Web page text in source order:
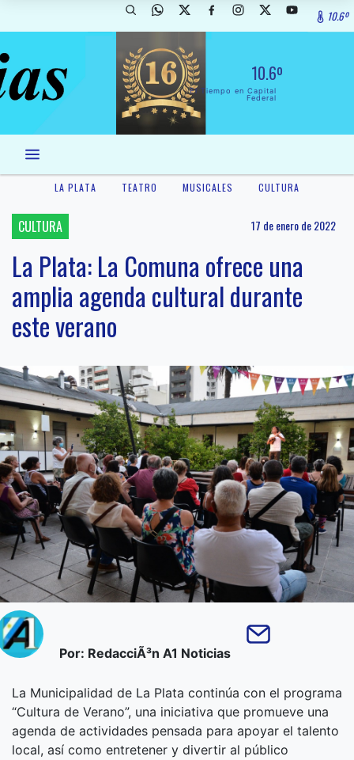
10.6º
10.6º
El Tiempo en Capital
Federal
LA PLATA TEATRO MUSICALES CULTURA
CULTURA 17 de enero de 2022
La Plata: La Comuna ofrece una
amplia agenda cultural durante
este verano
Por: RedacciÃ³n A1 Noticias
La Municipalidad de La Plata continúa con el programa
“Cultura de Verano”, una iniciativa que promueve una
agenda de actividades pensada para apoyar el talento
local, así como entretener y divertir al público